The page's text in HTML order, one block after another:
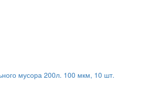
мусора 200л. 100 мкм, 10 шт.